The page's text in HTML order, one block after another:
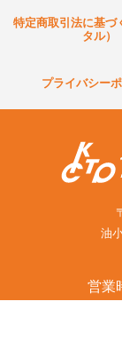
特定商取引法に基づ
タル）
プライバシー
油
営業